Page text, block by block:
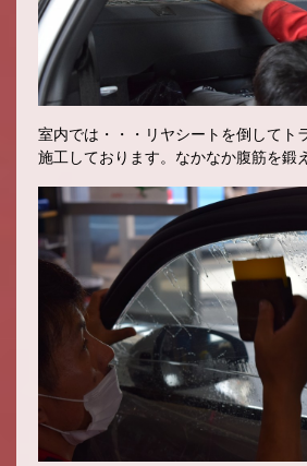
室内では・・・リヤシートを倒してト
施工しております。なかなか腹筋を鍛